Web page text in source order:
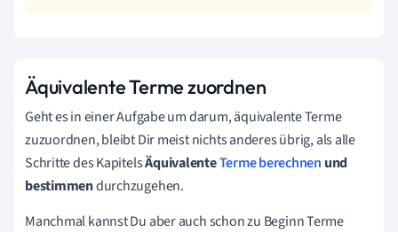
Äquivalente Terme zuordnen
Geht es in einer Aufgabe um darum, äquivalente Terme
zuzuordnen, bleibt Dir meist nichts anderes übrig, als alle
Schritte des KapitelsÄquivalenteTerme berechnen und
bestimmendurchzugehen.
Manchmal kannst Du aber auch schon zu Beginn Terme